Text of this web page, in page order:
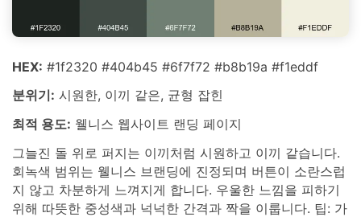
HEX: #1f2320 #404b45 #6f7f72 #b8b19a #f1eddf
분위기: 시원한, 이끼 같은, 균형 잡힌
최적 용도: 웰니스 웹사이트 랜딩 페이지
그늘진 돌 위로 퍼지는 이끼처럼 시원하고 이끼 같습니다.
회녹색 범위는 웰니스 브랜딩에 진정되며 버튼이 소란스럽
지 않고 차분하게 느껴지게 합니다. 우울한 느낌을 피하기
위해 따뜻한 중성색과 넉넉한 간격과 짝을 이룹니다. 팁: 가